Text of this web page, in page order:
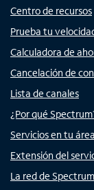
Centro de recursos
Prueba tu
Calculadora de
Cancelación de
Lista de canales
¿Por qué
Servicios en tu área
Extensión del
La red de Spectrum